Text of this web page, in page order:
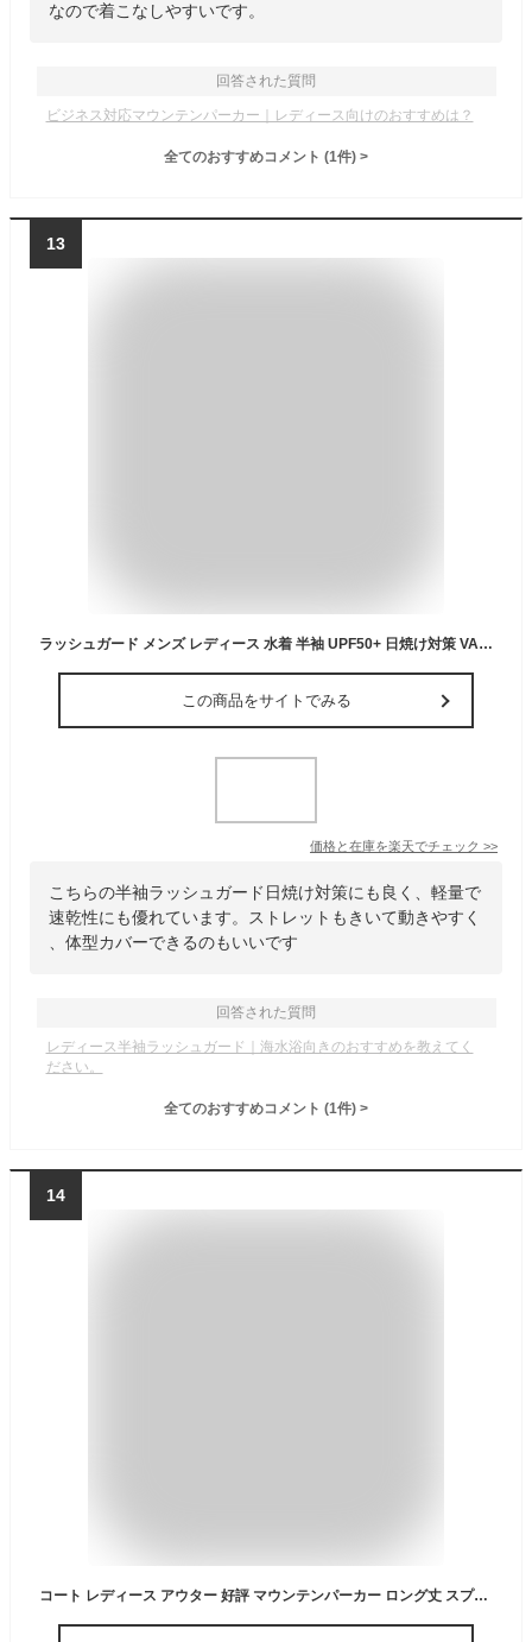
なので着こなしやすいです。
回答された質問
ビジネス対応マウンテンパーカー｜レディース向けのおすすめは？
全てのおすすめコメント (1件) >
13
ラッシュガード メンズ レディース 水着 半袖 UPF50+ 日焼け対策 VAXPOT(バックスポット) VA-4010 ラッシュ ガード 男性 女性 体型カバー クイックドライ 速乾 軽量 ストレッチ[返品交換不可]
この商品をサイトでみる
価格と在庫を楽天でチェック >>
こちらの半袖ラッシュガード日焼け対策にも良く、軽量で
速乾性にも優れています。ストレットもきいて動きやすく
、体型カバーできるのもいいです
回答された質問
レディース半袖ラッシュガード｜海水浴向きのおすすめを教えてく
ださい。
全てのおすすめコメント (1件) >
14
コート レディース アウター 好評 マウンテンパーカー ロング丈 スプリングコート ジャケット レディースコート おしゃれ 大人 きれいめ 春 秋 オフィス ビジネス ライトアウター 通勤 仕事 カジュアル 防寒 シンプル レディースファッション 体型カバー